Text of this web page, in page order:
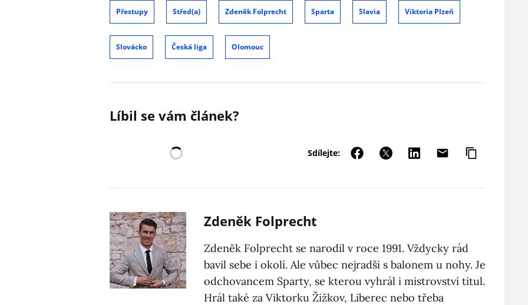
Přestupy Střed(a) Zdeněk Folprecht Sparta Slavia Viktoria Plzeň
Slovácko Česká liga Olomouc
Líbil se vám článek?
Sdílejte:
Zdeněk Folprecht
Zdeněk Folprecht se narodil v roce 1991. Vždycky rád
bavil sebe i okolí. Ale vůbec nejradši s balonem u nohy. Je
odchovancem Sparty, se kterou vyhrál i mistrovství titul.
Hrál také za Viktorku Žižkov, Liberec nebo třeba